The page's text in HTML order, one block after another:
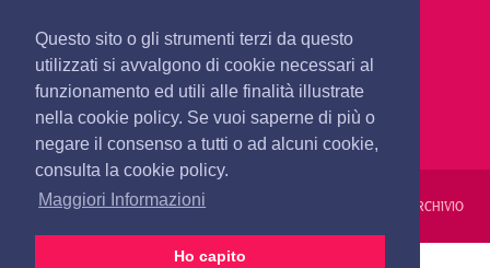
Questo sito o gli strumenti terzi da questo
utilizzati si avvalgono di cookie necessari al
funzionamento ed utili alle finalità illustrate
nella cookie policy. Se vuoi saperne di più o
negare il consenso a tutti o ad alcuni cookie,
consulta la cookie policy.
Maggiori Informazioni
Ho capito
redazione@olbianotizie.it
REDAZIONE PUBBLICITÀ PRIVACY E COOKIES ARCHIVIO